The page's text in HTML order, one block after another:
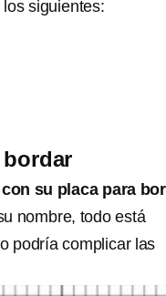
siguientes:
bordar
su placa para
nombre, todo está
podría complicar las